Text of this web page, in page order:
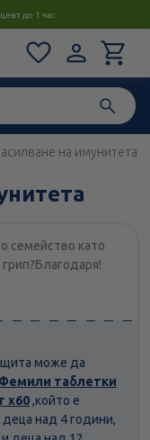
до 1 час
на имунитета
семейство като
може да
таблетки
х60,който е
над 4 години,